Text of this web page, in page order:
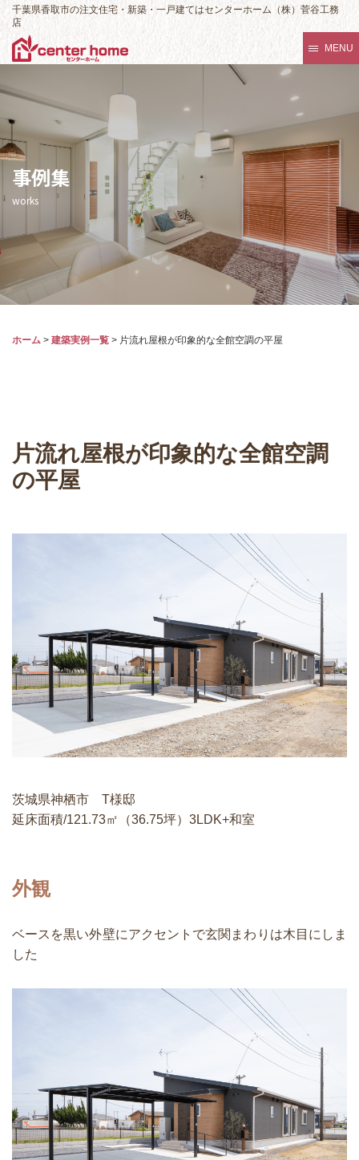
千葉県香取市の注文住宅・新築・一戸建てはセンターホーム（株）菅谷工務
店
MENU
事例集
works
ホーム > 建築実例一覧 > 片流れ屋根が印象的な全館空調の平屋
片流れ屋根が印象的な全館空調
の平屋
茨城県神栖市 T様邸
延床面積/121.73㎡（36.75坪）3LDK+和室
外観
ベースを黒い外壁にアクセントで玄関まわりは木目にしま
した